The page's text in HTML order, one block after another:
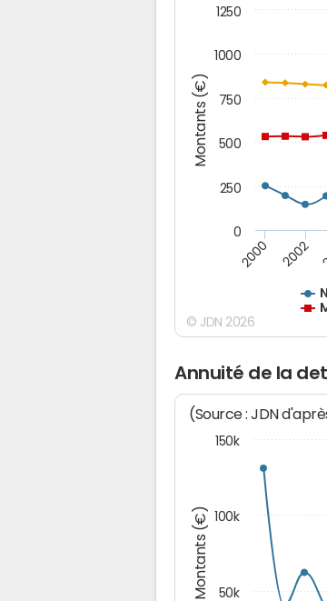
Montants (€)
2000 2002
0
250
500
750
1000
1250
© JDN 2026
Annuité de la
Montants (€)
(Source : JDN
50k
100k
150k